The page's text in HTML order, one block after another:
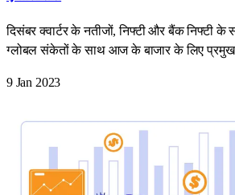
दिसंबर क्वार्टर के नतीजों, निफ्टी और बैंक निफ्टी के
ग्लोबल संकेतों के साथ आज के बाजार के लिए
9 Jan 2023